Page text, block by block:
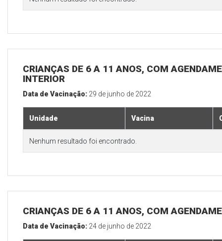
CRIANÇAS DE 6 A 11 ANOS, COM
INTERIOR
Data de Vacinação: 29 de junho de 2022
Unidade Vacina
Nenhum resultado foi encontrado.
CRIANÇAS DE 6 A 11 ANOS, COM
Data de Vacinação: 24 de junho de 2022